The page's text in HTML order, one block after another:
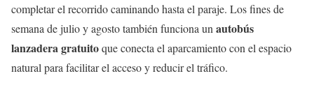
completar el recorrido caminando hasta el paraje. Los fines de
semana de julio y agosto también funciona un autobús
lanzadera gratuitoque conecta el aparcamiento con el espacio
natural para facilitar el acceso y reducir el tráfico.